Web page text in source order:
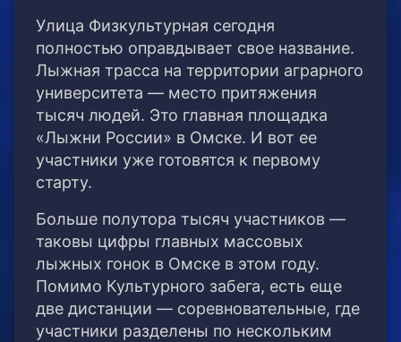
Улица Физкультурная сегодня
полностью оправдывает свое название.
Лыжная трасса на территории аграрного
университета — место притяжения
тысяч людей. Это главная площадка
«Лыжни России» в Омске. И вот ее
участники уже готовятся к первому
старту.
Больше полутора тысяч участников —
таковы цифры главных массовых
лыжных гонок в Омске в этом году.
Помимо Культурного забега, есть еще
две дистанции — соревновательные, где
участники разделены по нескольким